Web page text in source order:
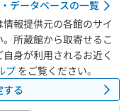
データベースの一覧
報提供元の各館のサイ
所蔵館から取寄せるこ
身が利用されるお近く
プ をご覧ください。
る